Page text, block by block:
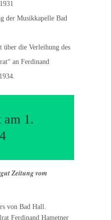
der Musikkapelle Bad
über die Verleihung des
an Ferdinand
1.
Zeitung vom
von Bad Hall.
Ferdinand Hametner